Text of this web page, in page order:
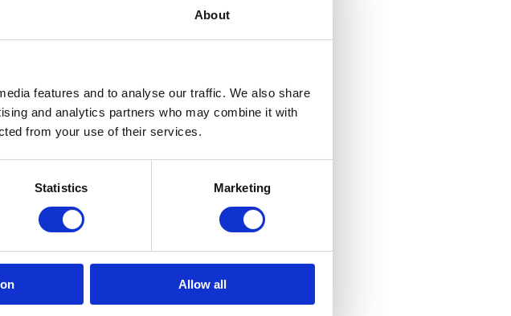
About
features and to analyse our traffic. We also share
and analytics partners who may combine it with
from your use of their services.
Statistics Marketing
Allow all